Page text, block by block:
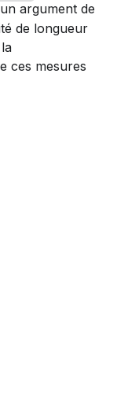
argument de
de longueur
ces mesures